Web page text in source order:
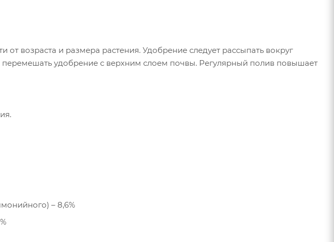
от возраста и размера растения. Удобрение следует рассыпать вокруг
перемешать удобрение с верхним слоем почвы. Регулярный полив повышает
– 8,6%